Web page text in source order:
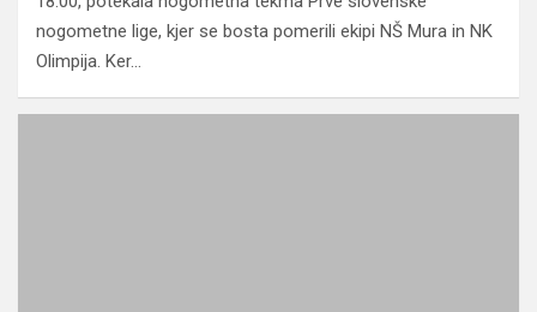
nogometne lige, kjer se bosta pomerili ekipi NŠ Mura in NK
Olimpija. Ker…